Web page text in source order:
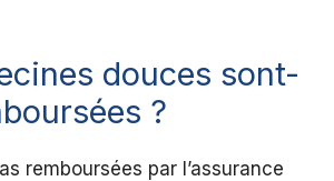
douces sont-
?
remboursées par l’assurance